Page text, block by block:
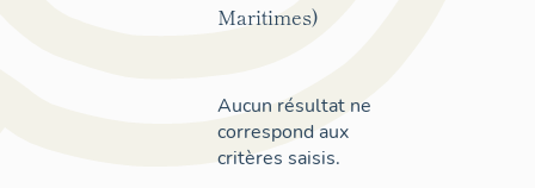
Maritimes)
Aucun résultat ne
correspond aux
critères saisis.